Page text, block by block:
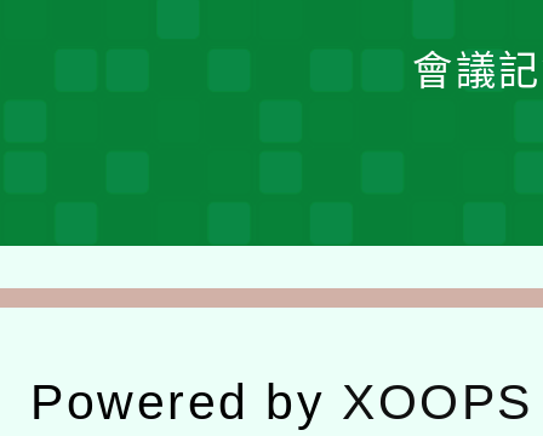
會議
Powered by XOOPS